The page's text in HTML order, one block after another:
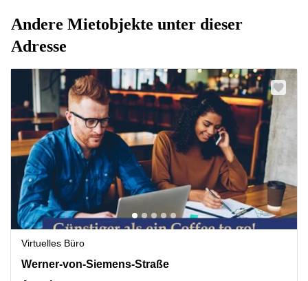
Andere Mietobjekte unter dieser
Adresse
Virtuelles Büro
Werner-von-Siemens Straße 6, Augsburg
Werner-von-Siemens-Straße